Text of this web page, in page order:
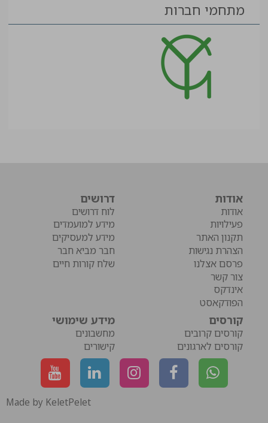
מתחמי חברות
אודות
אודות
פעילויות
תקנון האתר
הצהרת נגישות
פרסם אצלנו
צור קשר
אינדקס
הפודקאסט
דרושים
לוח דרושים
מידע למועמדים
מידע למעסיקים
חבר מביא חבר
שלח קורות חיים
קורסים
קורסים קרובים
קורסים לארגונים
מידע שימושי
מחשבונים
קישורים
Made by KeletPelet